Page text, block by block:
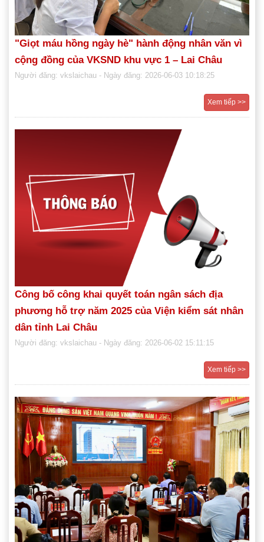
"Giọt máu hồng ngày hè" hành động nhân văn vì
cộng đồng của VKSND khu vực 1 – Lai Châu
Người đăng: vkslaichau - Ngày đăng: 2026-06-03 10:18:25
Xem tiếp >>
Công bố công khai quyết toán ngân sách địa
phương hỗ trợ năm 2025 của Viện kiểm sát nhân
dân tỉnh Lai Châu
Người đăng: vkslaichau - Ngày đăng: 2026-06-02 15:11:15
Xem tiếp >>